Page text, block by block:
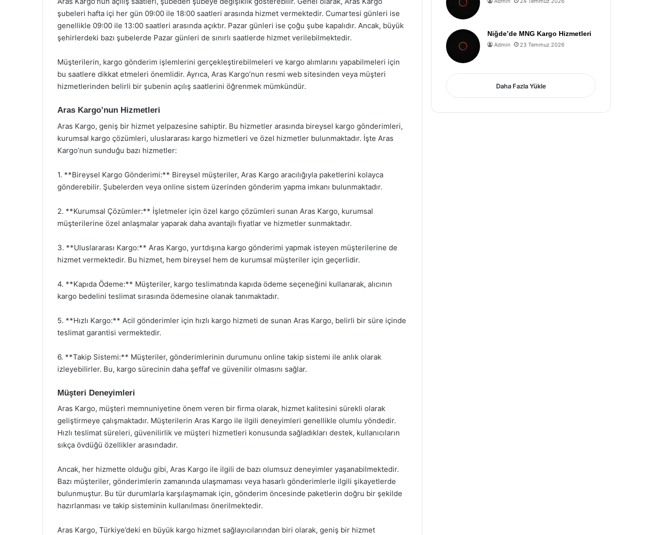
şubeleri hafta içi her gün 09:00 ile 18:00 saatleri arasında hizmet vermektedir. Cumartesi günleri ise
genellikle 09:00 ile 13:00 saatleri arasında açıktır. Pazar günleri ise çoğu şube kapalıdır. Ancak, büyük
şehirlerdeki bazı şubelerde Pazar günleri de sınırlı saatlerde hizmet verilebilmektedir.
Müşterilerin, kargo gönderim işlemlerini gerçekleştirebilmeleri ve kargo alımlarını yapabilmeleri için
bu saatlere dikkat etmeleri önemlidir. Ayrıca, Aras Kargo’nun resmi web sitesinden veya müşteri
hizmetlerinden belirli bir şubenin açılış saatlerini öğrenmek mümkündür.
Aras Kargo’nun Hizmetleri
Aras Kargo, geniş bir hizmet yelpazesine sahiptir. Bu hizmetler arasında bireysel kargo gönderimleri,
kurumsal kargo çözümleri, uluslararası kargo hizmetleri ve özel hizmetler bulunmaktadır. İşte Aras
Kargo’nun sunduğu bazı hizmetler:
1. **Bireysel Kargo Gönderimi:** Bireysel müşteriler, Aras Kargo aracılığıyla paketlerini kolayca
gönderebilir. Şubelerden veya online sistem üzerinden gönderim yapma imkanı bulunmaktadır.
2. **Kurumsal Çözümler:** İşletmeler için özel kargo çözümleri sunan Aras Kargo, kurumsal
müşterilerine özel anlaşmalar yaparak daha avantajlı fiyatlar ve hizmetler sunmaktadır.
3. **Uluslararası Kargo:** Aras Kargo, yurtdışına kargo gönderimi yapmak isteyen müşterilerine de
hizmet vermektedir. Bu hizmet, hem bireysel hem de kurumsal müşteriler için geçerlidir.
4. **Kapıda Ödeme:** Müşteriler, kargo teslimatında kapıda ödeme seçeneğini kullanarak, alıcının
kargo bedelini teslimat sırasında ödemesine olanak tanımaktadır.
5. **Hızlı Kargo:** Acil gönderimler için hızlı kargo hizmeti de sunan Aras Kargo, belirli bir süre içinde
teslimat garantisi vermektedir.
6. **Takip Sistemi:** Müşteriler, gönderimlerinin durumunu online takip sistemi ile anlık olarak
izleyebilirler. Bu, kargo sürecinin daha şeffaf ve güvenilir olmasını sağlar.
Müşteri Deneyimleri
Aras Kargo, müşteri memnuniyetine önem veren bir firma olarak, hizmet kalitesini sürekli olarak
geliştirmeye çalışmaktadır. Müşterilerin Aras Kargo ile ilgili deneyimleri genellikle olumlu yöndedir.
Hızlı teslimat süreleri, güvenilirlik ve müşteri hizmetleri konusunda sağladıkları destek, kullanıcıların
sıkça övdüğü özellikler arasındadır.
Ancak, her hizmette olduğu gibi, Aras Kargo ile ilgili de bazı olumsuz deneyimler yaşanabilmektedir.
Bazı müşteriler, gönderimlerin zamanında ulaşmaması veya hasarlı gönderimlerle ilgili şikayetlerde
bulunmuştur. Bu tür durumlarla karşılaşmamak için, gönderim öncesinde paketlerin doğru bir şekilde
hazırlanması ve takip sisteminin kullanılması önerilmektedir.
Aras Kargo, Türkiye’deki en büyük kargo hizmet sağlayıcılarından biri olarak, geniş bir hizmet
Niğde’de MNG Kargo Hizmetleri
Admin 23 Temmuz 2026
Daha Fazla Yükle